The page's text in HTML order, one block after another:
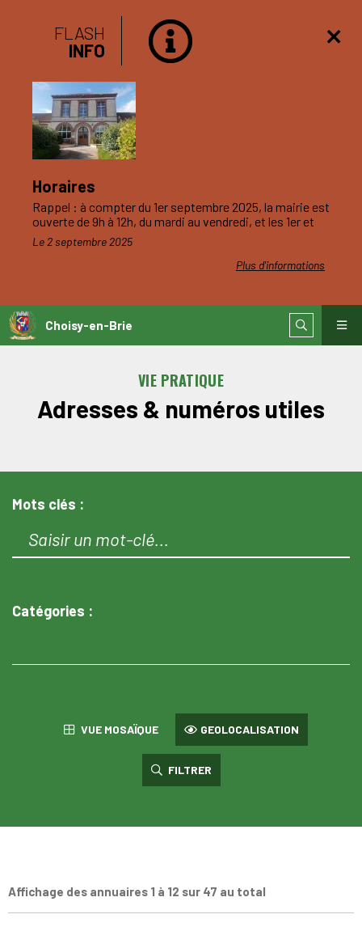
FLASH
INFO
Horaires
Plus d'informations
Rappel : à compter du 1er septembre 2025, la mairie est
ouverte de 9h à 12h, du mardi au vendredi, et les 1er et
3ème samedis du mois.
Le 2 septembre 2025
Choisy-en-Brie
VIE PRATIQUE
Adresses & numéros utiles
Mots clés :
Catégories :
VUE MOSAÏQUE GEOLOCALISATION
FILTRER
Affichage des annuaires 1 à 12 sur 47 au total